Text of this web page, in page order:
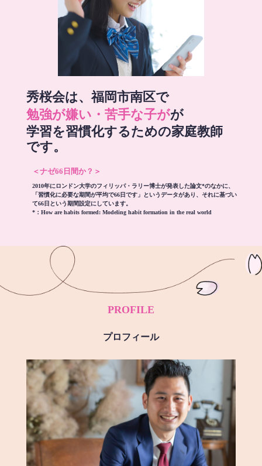
秀桜会は、福岡市南区で
勉強が嫌い・苦手な子がが
学習を習慣化するための家庭教師
です。
＜ナゼ66日間か？＞
2010年にロンドン大学のフィリッパ・ラリー博士が発表した論文*のなかに、
「習慣化に必要な期間が平均で66日です」というデータがあり、それに基づい
て66日という期間設定にしています。
*： How are habits formed: Modeling habit formation in the real world
PROFILE
プロフィール